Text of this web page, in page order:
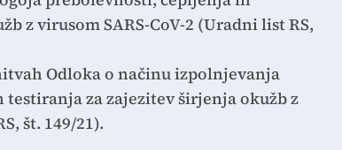
z virusom SARS-CoV-2 (Uradni list RS,
Odloka o načinu izpolnjevanja
za zajezitev širjenja okužb z
št. 149/21).